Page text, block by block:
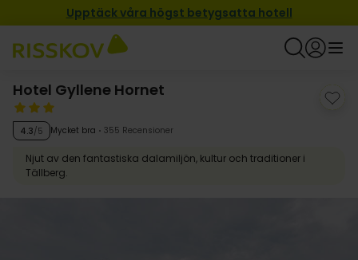
Upptäck våra högst betygsatta hotell
Hotel Gyllene Hornet
4.3/5 Mycket bra 355 Recensioner
Njut av den fantastiska dalamiljön, kultur och traditioner i
Tällberg.